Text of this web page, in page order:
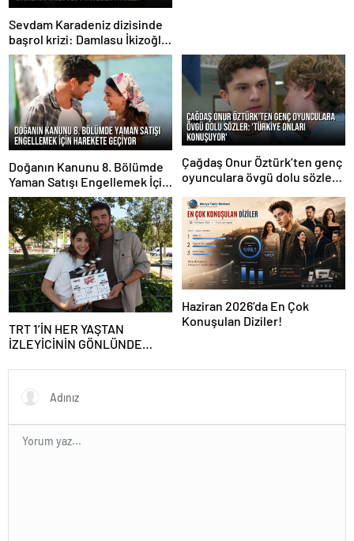
Sevdam Karadeniz dizisinde
başrol krizi: Damlasu İkizoğlu
projeden ayrıldı
Doğanın Kanunu 8. Bölümde
Yaman Satışı Engellemek İçin
Harekete Geçiyor
Çağdaş Onur Öztürk’ten genç
oyunculara övgü dolu sözler:
TRT 1’İN HER YAŞTAN
İZLEYİCİNİN GÖNLÜNDE
‘EVLİLİK GÜZELDİR’ SETE
ÇIKTI!
Haziran 2026’da En Çok
Konuşulan Diziler!